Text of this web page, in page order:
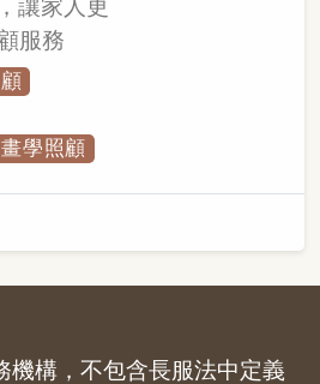
讓家人更
服務
學照顧
構，不包含長服法中定義